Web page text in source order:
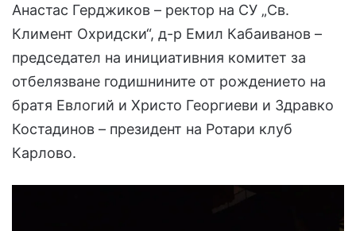
Анастас Герджиков – ректор на СУ „Св.
Климент Охридски“, д-р Емил Кабаиванов –
председател на инициативния комитет за
отбелязване годишнините от рождението на
братя Евлогий и Христо Георгиеви и Здравко
Костадинов – президент на Ротари клуб
Карлово.